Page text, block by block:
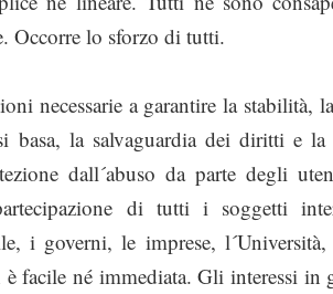
Occorre lo sforzo di tutti.
necessarie a garantire la stabilità,
basa, la salvaguardia dei diritti e
dall´abuso da parte degli
di tutti i soggetti
i governi, le imprese,
facile né immediata. Gli interessi